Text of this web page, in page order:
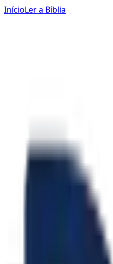
InícioLer a Bíblia